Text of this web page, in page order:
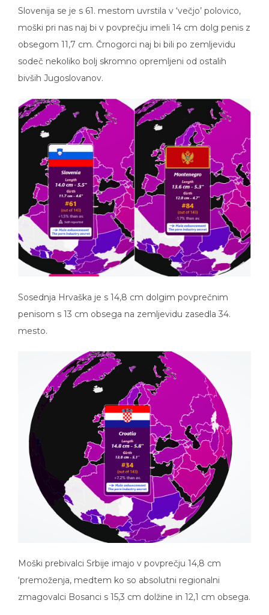
Slovenija se je s 61. mestom uvrstila v ‘večjo’ polovico,
moški pri nas naj bi v povprečju imeli 14 cm dolg penis z
obsegom 11,7 cm. Črnogorci naj bi bili po zemljevidu
sodeč nekoliko bolj skromno opremljeni od ostalih
bivših Jugoslovanov.
Sosednja Hrvaška je s 14,8 cm dolgim povprečnim
penisom s 13 cm obsega na zemljevidu zasedla 34.
mesto.
Moški prebivalci Srbije imajo v povprečju 14,8 cm
‘premoženja, medtem ko so absolutni regionalni
zmagovalci Bosanci s 15,3 cm dolžine in 12,1 cm obsega.